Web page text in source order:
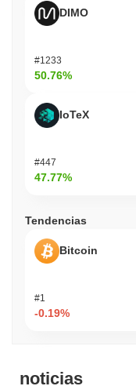
DIMO
#1233
50.76%
IoTeX
#447
47.77%
Tendencias
Bitcoin
#1
-0.19%
noticias